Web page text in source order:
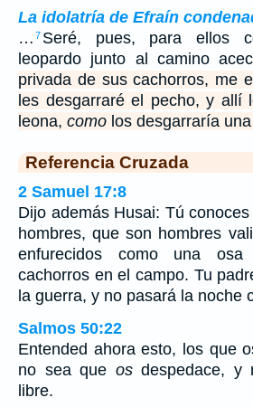
La idolatría de Efraín
… 7 Seré, pues, para ellos
leopardo junto al camino
privada de sus cachorros, me
les desgarraré el pecho, y allí
leona, como los desgarraría
Referencia Cruzada
2 Samuel 17:8
Dijo además Husai: Tú
hombres, que son hombres
enfurecidos como una
cachorros en el campo. Tu
la guerra, y no pasará la noche
Salmos 50:22
Entended ahora esto, los que
no sea que osdespedace, y
libre.